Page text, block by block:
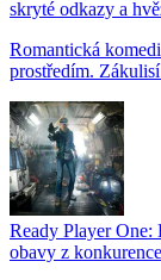
skryté odkazy a
Romantická
prostředím.
Ready Player One:
obavy z